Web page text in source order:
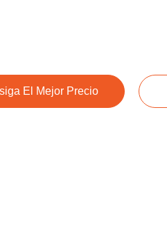
El Mejor Precio